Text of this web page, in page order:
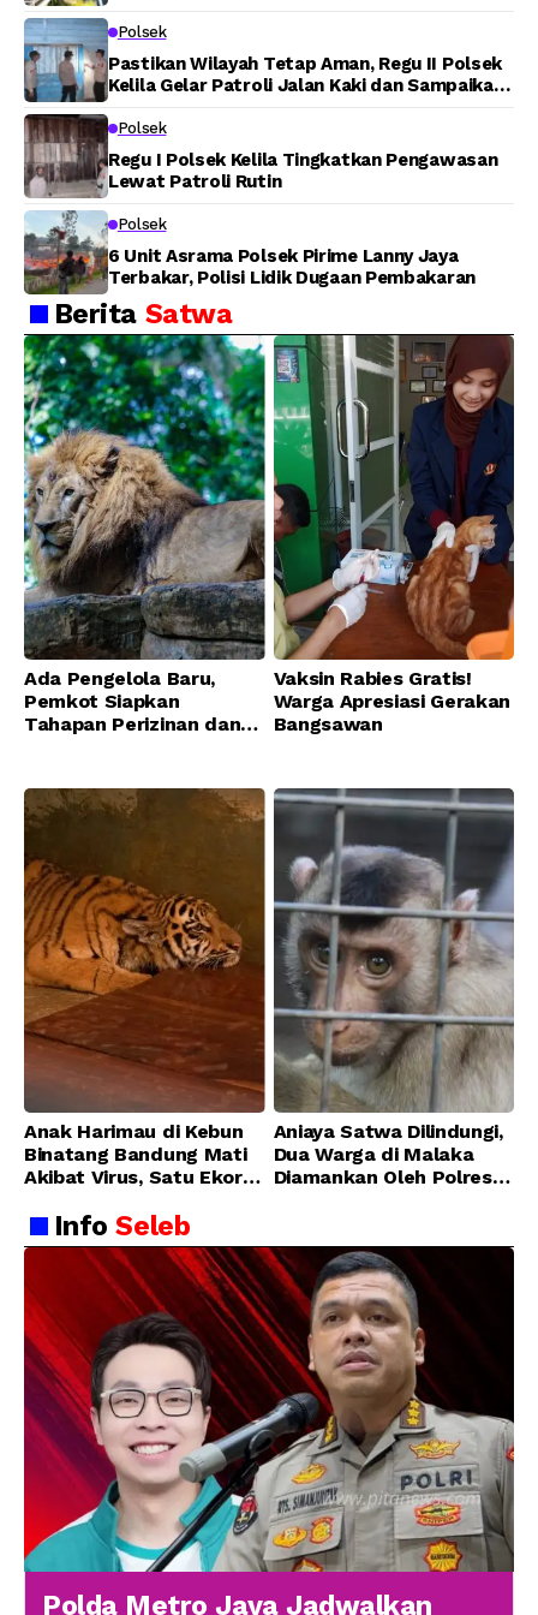
Polsek
Pastikan Wilayah Tetap Aman, Regu II Polsek
Kelila Gelar Patroli Jalan Kaki dan Sampaikan
Polsek
Regu I Polsek Kelila Tingkatkan Pengawasan
Lewat Patroli Rutin
Polsek
6 Unit Asrama Polsek Pirime Lanny Jaya
Terbakar, Polisi Lidik Dugaan Pembakaran
Berita Satwa
Ada Pengelola Baru,
Pemkot Siapkan
Tahapan Perizinan dan
Vaksin Rabies Gratis!
Warga Apresiasi Gerakan
Bangsawan
Anak Harimau di Kebun
Binatang Bandung Mati
Akibat Virus, Satu Ekor
Membaik
Aniaya Satwa Dilindungi,
Dua Warga di Malaka
Diamankan Oleh Polres
InfoSeleb
Polda Metro Jaya Jadwalkan